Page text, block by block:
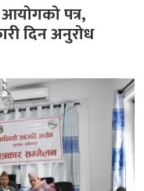
आयोगको पत्र,
दिन अनुरोध